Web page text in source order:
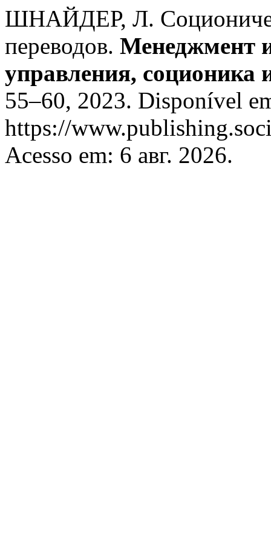
ШНАЙДЕР, Л.
переводов. Менеджмент
управления, соционика
55–60, 2023. Disponível
https://
Acesso em: 6 авг. 2026.